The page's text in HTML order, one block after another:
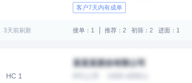
客户7天内有成单
3天前刷新 接单：1 推荐：2 初筛：2 进面：1
HC 1
某某某股份有限公司